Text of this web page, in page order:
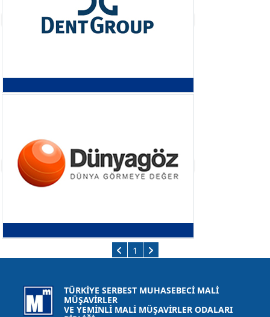
1
TÜRKİYE SERBEST MUHASEBECİ MALİ
MÜŞAVİRLER
VE YEMİNLİ MALİ MÜŞAVİRLER ODALARI